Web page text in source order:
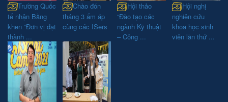
Trường Quốc
tế nhận Bằng
khen “Đơn vị đạt
thành ...
Chào đón
tháng 3 ấm áp
cùng các ISers
Hội thảo
“Đào tạo các
ngành Kỹ thuật
– Công ...
Hội nghị
nghiên cứu
khoa học sinh
viên lần thứ ...